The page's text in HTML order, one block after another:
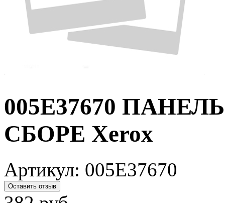
005E37670
СБОРЕ Xerox
Артикул: 005E37670
Оставить отзыв